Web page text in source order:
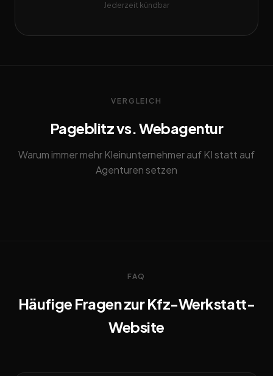
Jederzeit kündbar
VERGLEICH
Pageblitz vs. Webagentur
Warum immer mehr Kleinunternehmer auf KI statt auf
Agenturen setzen
FAQ
Häufige Fragen zur Kfz-Werkstatt-
Website